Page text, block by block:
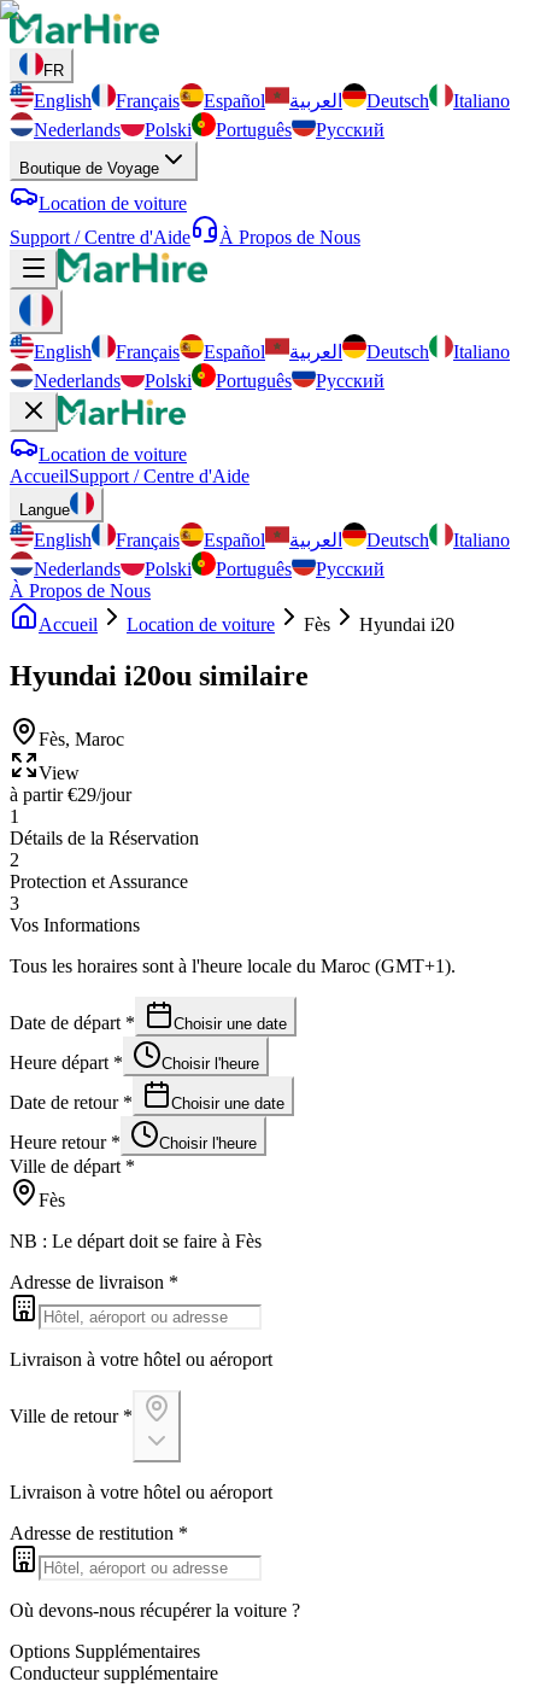
FR
English Français Español العربية Deutsch
Italiano
Nederlands
Polski Português Русский
Boutique de Voyage
Location de voiture
Support / Centre d'Aide
À Propos de Nous
English Français Español العربية Deutsch
Italiano
Nederlands
Polski Português Русский
Location de voiture
AccueilSupport / Centre d'Aide
Langue
English Français Español العربية Deutsch
Italiano
Nederlands
Polski Português
Русский
À Propos de Nous
Accueil
Location de voiture Fès Hyundai i20
Hyundai i20ou similaire
Fès, Maroc
View
à partir €29/jour
1
Détails de la Réservation
2
Protection et Assurance
3
Vos Informations
Tous les horaires sont à l'heure locale du Maroc (GMT+1).
Date de départ * Choisir une date
Heure départ * Choisir l'heure
Date de retour * Choisir une date
Heure retour * Choisir l'heure
Ville de départ *
Fès
NB : Le départ doit se faire à Fès
Adresse de livraison *
Livraison à votre hôtel ou aéroport
Ville de retour *
Livraison à votre hôtel ou aéroport
Adresse de restitution *
Où devons-nous récupérer la voiture ?
Options Supplémentaires
Conducteur supplémentaire